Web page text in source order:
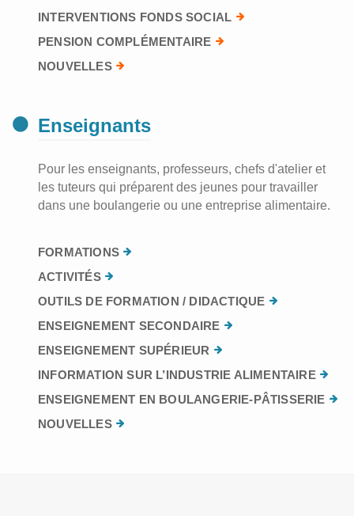
INTERVENTIONS FONDS SOCIAL
PENSION COMPLÉMENTAIRE
NOUVELLES
Enseignants
Pour les enseignants, professeurs, chefs d'atelier et
les tuteurs qui préparent des jeunes pour travailler
dans une boulangerie ou une entreprise alimentaire.
FORMATIONS
ACTIVITÉS
OUTILS DE FORMATION / DIDACTIQUE
ENSEIGNEMENT SECONDAIRE
ENSEIGNEMENT SUPÉRIEUR
INFORMATION SUR L’INDUSTRIE ALIMENTAIRE
ENSEIGNEMENT EN BOULANGERIE-PÂTISSERIE
NOUVELLES